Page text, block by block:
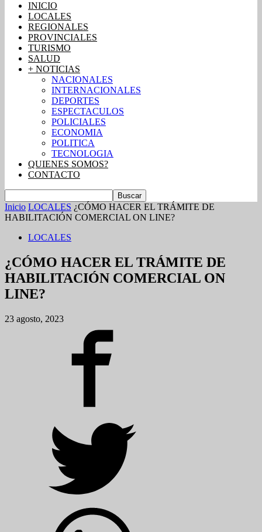
INICIO
LOCALES
REGIONALES
PROVINCIALES
TURISMO
SALUD
+ NOTICIAS
NACIONALES
INTERNACIONALES
DEPORTES
ESPECTACULOS
POLICIALES
ECONOMIA
POLITICA
TECNOLOGIA
QUIENES SOMOS?
CONTACTO
Inicio LOCALES ¿CÓMO HACER EL TRÁMITE DE
HABILITACIÓN COMERCIAL ON LINE?
LOCALES
¿CÓMO HACER EL TRÁMITE DE
HABILITACIÓN COMERCIAL ON
LINE?
23 agosto, 2023